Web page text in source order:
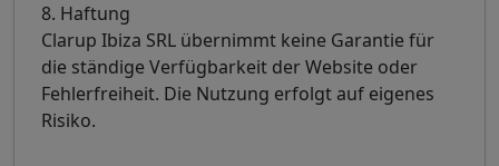
8. Haftung
Clarup Ibiza SRL übernimmt keine Garantie für
die ständige Verfügbarkeit der Website oder
Fehlerfreiheit. Die Nutzung erfolgt auf eigenes
Risiko.